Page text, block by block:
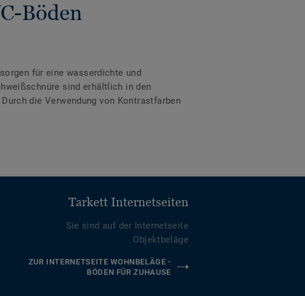
Böden
für eine wasserdichte und
sind erhältlich in den
die Verwendung von Kontrastfarben
Tarkett Internetseiten
Sie sind auf der Internetseite
Objektbeläge
ZUR INTERNETSEITE WOHNBELÄGE -
BÖDEN FÜR ZUHAUSE